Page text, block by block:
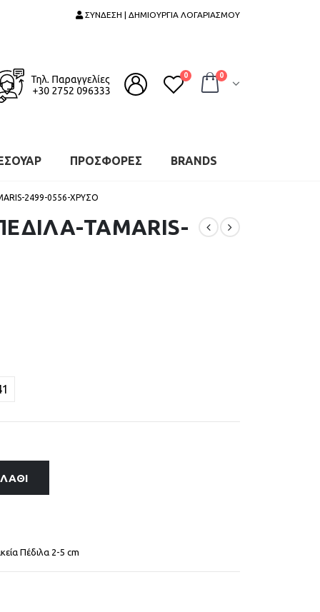
ΣΥΝΔΕΣΗ | ΔΗΜΙΟΥΡΓΙΑ ΛΟΓΑΡΙΑΣΜΟΥ
0 0
ΠΡΟΣΦΟΡΕΣ BRANDS
2499-0556-ΧΡΥΣΟ
TAMARIS-
Πέδιλα 2-5 cm